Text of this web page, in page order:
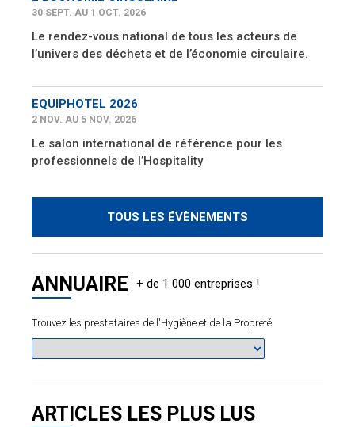
30 SEPT. AU 1 OCT. 2026
Le rendez-vous national de tous les acteurs de
l’univers des déchets et de l’économie circulaire.
EQUIPHOTEL 2026
2 NOV. AU 5 NOV. 2026
Le salon international de référence pour les
professionnels de l’Hospitality
TOUS LES ÉVÈNEMENTS
ANNUAIRE
Trouvez les prestataires de l'Hygiène et de la Propreté
ARTICLES LES PLUS LUS